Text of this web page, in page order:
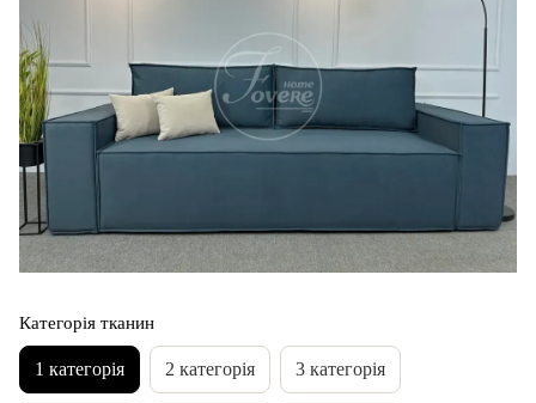
Категорія тканин
1 категорія 2 категорія 3 категорія